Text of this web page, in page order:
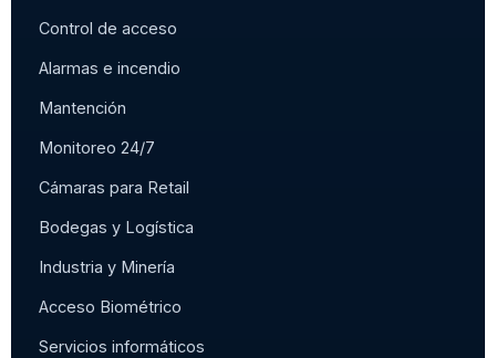
Control de acceso
Alarmas e incendio
Mantención
Monitoreo 24/7
Cámaras para Retail
Bodegas y Logística
Industria y Minería
Acceso Biométrico
Servicios informáticos